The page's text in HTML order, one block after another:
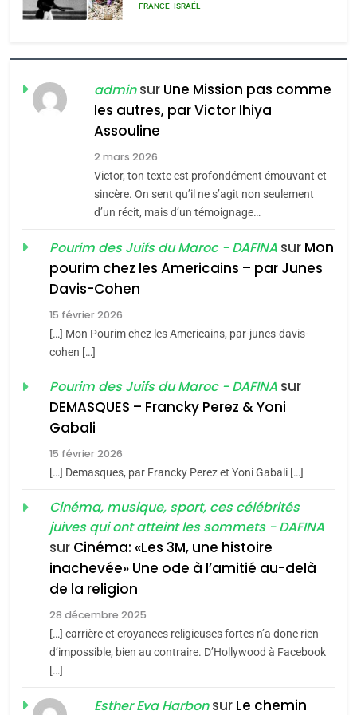
6
POURQUOI JE REVENDIQUE
MA JUDAÏTE par Thérèse
Zrihen-Dvir
ISRAÉL JUDAISME
Jacques Hadida
JUDAISME
Maroc : Les amandes de
Tafraout, le miel de Tadla
Azilal consacrés produits
De Loya Stauber
CINEMA ISRAÉL
guerre»: La nouvelle
chanson de Boy George
ISRAÉL JUDAISME
Tout sur la Nostalgie
4
l’alliance pourrait
adminsur Une Mission pas comme
les autres, par Victor Ihiya
Assouline
2 mars 2026
Victor, ton texte est profondément émouvant et
sincère. On sent qu’il ne s’agit non seulement
d’un récit, mais d’un témoignage…
Pourim des Juifs du Maroc - DAFINA sur Mon
pourim chez les Americains – par Junes
Davis-Cohen
15 février 2026
[…] Mon Pourim chez les Americains, par-junes-davis-
cohen […]
Pourim des Juifs du Maroc - DAFINA sur
DEMASQUES – Francky Perez & Yoni
Gabali
15 février 2026
[…] Demasques, par Francky Perez et Yoni Gabali […]
Cinéma, musique, sport, ces célébrités
juives qui ont atteint les sommets - DAFINA
sur Cinéma: «Les 3M, une histoire
inachevée» Une ode à l’amitié au-delà
de la religion
28 décembre 2025
[…] carrière et croyances religieuses fortes n’a donc rien
d’impossible, bien au contraire. D’Hollywood à Facebook
[…]
Esther Eva Harbonsur Le chemin
meurtrière selon le rapport
l’antisémitisme
FIÈRE, DIGNE ET RÉSILIENTE :
POURQUOI JE REVENDIQUE
MA JUDAÏTE par Thérèse
Zrihen-Dvir
ISRAÉL
CE QUI NOUS MANQUE –
JUDAISME